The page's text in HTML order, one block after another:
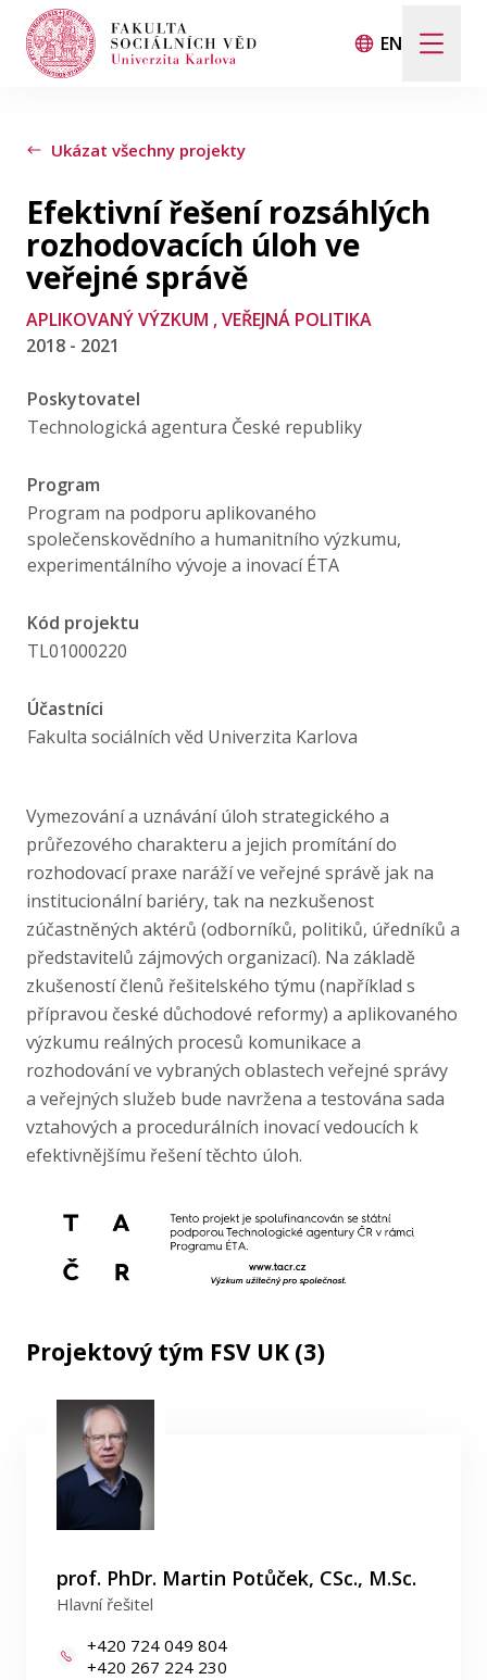
EN
Hledat
Když jsou k dispozici výsledky z našeptávače,
Události
Projekty
Ocenění
Blog
Publikace
Lidé
Kontakt
FSV UK
Ukázat všechny projekty
Efektivní řešení rozsáhlých
rozhodovacích úloh ve
veřejné správě
APLIKOVANÝ VÝZKUM , VEŘEJNÁ POLITIKA
2018 - 2021
Poskytovatel
Technologická agentura České republiky
Program
Program na podporu aplikovaného
společenskovědního a humanitního výzkumu,
experimentálního vývoje a inovací ÉTA
Kód projektu
TL01000220
Účastníci
Fakulta sociálních věd Univerzita Karlova
Vymezování a uznávání úloh strategického a
průřezového charakteru a jejich promítání do
rozhodovací praxe naráží ve veřejné správě jak na
institucionální bariéry, tak na nezkušenost
zúčastněných aktérů (odborníků, politiků, úředníků a
představitelů zájmových organizací). Na základě
zkušeností členů řešitelského týmu (například s
přípravou české důchodové reformy) a aplikovaného
výzkumu reálných procesů komunikace a
rozhodování ve vybraných oblastech veřejné správy
a veřejných služeb bude navržena a testována sada
vztahových a procedurálních inovací vedoucích k
efektivnějšímu řešení těchto úloh.
Projektový tým FSV UK (3)
prof. PhDr. Martin Potůček, CSc., M.Sc.
Hlavní řešitel
+420 724 049 804
+420 267 224 230